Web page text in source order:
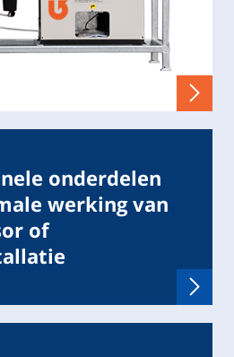
onderdelen
werking van
of